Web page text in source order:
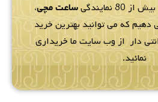
نمایندگی
ساعت مچی،
دهیم که می توانید بهترین خرید
دار از وب سایت ما خریداری
نمائید.